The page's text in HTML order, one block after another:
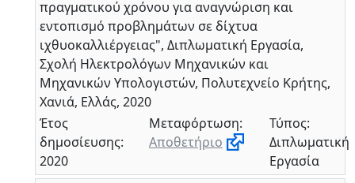
πραγματικού χρόνου για αναγνώριση και
εντοπισμό προβλημάτων σε δίχτυα
ιχθυοκαλλιέργειας", Διπλωματική Εργασία,
Σχολή Ηλεκτρολόγων Μηχανικών και
Μηχανικών Υπολογιστών, Πολυτεχνείο Κρήτης,
Χανιά, Ελλάς, 2020
Έτος
δημοσίευσης:
2020
Μεταφόρτωση:
Αποθετήριο
Τύπος:
Διπλωματική
Εργασία